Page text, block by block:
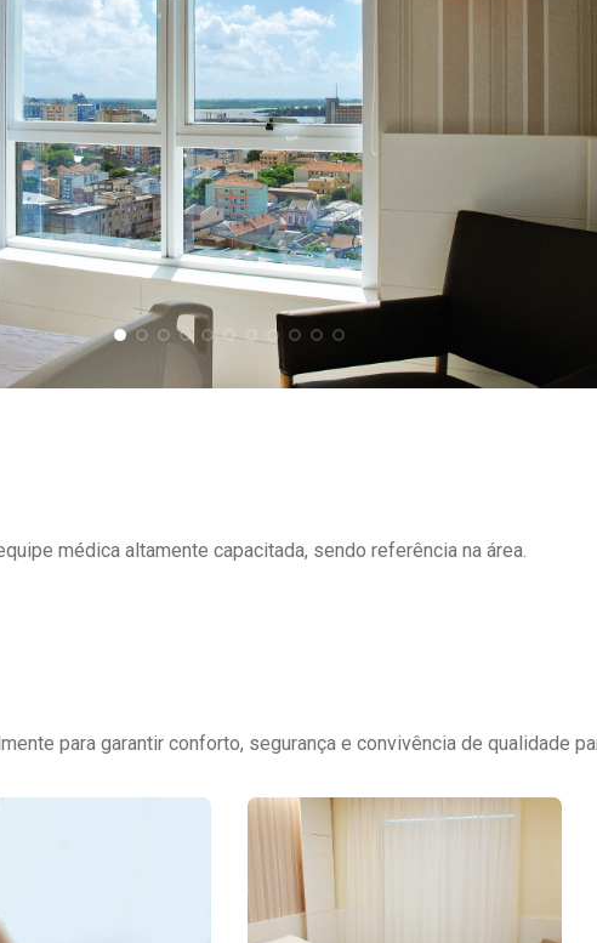
médica altamente capacitada, sendo referência na área.
para garantir conforto, segurança e convivência de qualidade